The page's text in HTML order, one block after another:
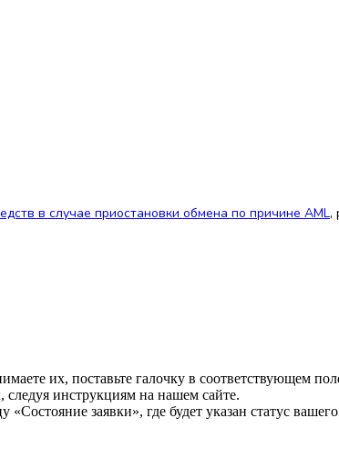
в случае приостановки обмена по причине AML,
их, поставьте галочку в соответствующем
инструкциям на нашем сайте.
заявки», где будет указан статус